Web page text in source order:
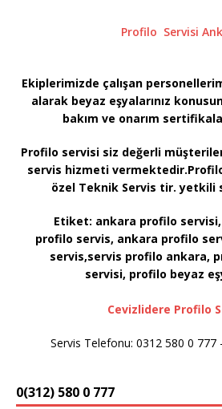
Profilo Servisi
Ekiplerimizde çalışan
alarak beyaz eşyalarınız
bakım ve onarım
Profilo servisi siz değerli
servis hizmeti
özel Teknik Servis tir. yetkili
Etiket: ankara profilo
profilo servis, ankara profilo
servis,servis profilo ankara,
servisi, profilo beyaz
Cevizlidere Profilo
Servis Telefonu: 0312 580 0 777
0(312) 580 0 777